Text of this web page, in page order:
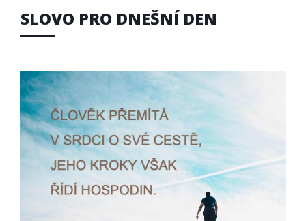
SLOVO PRO DNEŠNÍ DEN